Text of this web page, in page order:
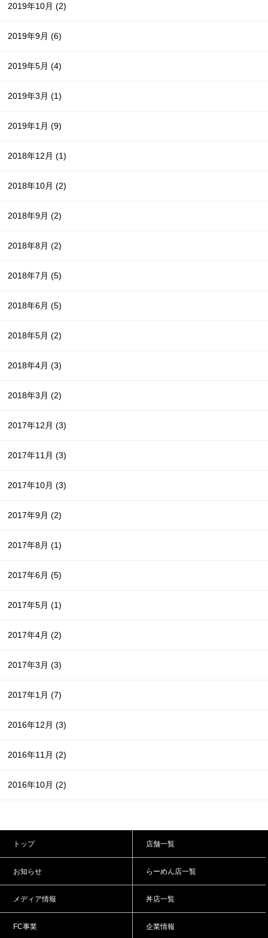
2019年10月(2)
2019年9月(6)
2019年5月(4)
2019年3月(1)
2019年1月(9)
2018年12月(1)
2018年10月(2)
2018年9月(2)
2018年8月(2)
2018年7月(5)
2018年6月(5)
2018年5月(2)
2018年4月(3)
2018年3月(2)
2017年12月(3)
2017年11月(3)
2017年10月(3)
2017年9月(2)
2017年8月(1)
2017年6月(5)
2017年5月(1)
2017年4月(2)
2017年3月(3)
2017年1月(7)
2016年12月(3)
2016年11月(2)
2016年10月(2)
トップ
お知らせ
メディア情報
FC事業
店舗一覧
らーめん店一覧
丼店一覧
企業情報